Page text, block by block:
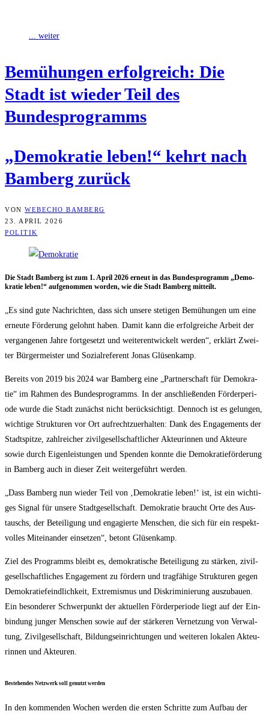
... weiter
Bemü­hun­gen erfolg­reich: Die
Stadt ist wie­der Teil des
Bundesprogramms
„Demo­kra­tie leben!“ kehrt nach
Bam­berg zurück
VON WEBECHO BAMBERG
23. APRIL 2026
POLITIK
Die Stadt Bam­berg ist zum 1. April 2026 erneut in das Bun­des­pro­gramm „Demo­
kra­tie leben!“ auf­ge­nom­men wor­den, wie die Stadt Bam­berg mitteilt.
„Es sind gute Nach­rich­ten, dass sich unse­re ste­ti­gen Bemü­hun­gen um eine
erneu­te För­de­rung gelohnt haben. Damit kann die erfolg­rei­che Arbeit der
ver­gan­ge­nen Jah­re fort­ge­setzt und wei­ter­ent­wi­ckelt wer­den“, erklärt Zwei­
ter Bür­ger­meis­ter und Sozi­al­re­fe­rent Jonas Glüsenkamp.
Bereits von 2019 bis 2024 war Bam­berg eine „Part­ner­schaft für Demo­kra­
tie“ im Rah­men des Bun­des­pro­gramms. In der anschlie­ßen­den För­der­pe­ri­
ode wur­de die Stadt zunächst nicht berück­sich­tigt. Den­noch ist es gelun­gen,
wich­ti­ge Struk­tu­ren vor Ort auf­recht­zu­er­hal­ten: Dank des Enga­ge­ments der
Stadt­spit­ze, zahl­rei­cher zivil­ge­sell­schaft­li­cher Akteu­rin­nen und Akteu­re
sowie durch Eigen­leis­tun­gen und Spen­den konn­te die Demo­kra­tie­för­de­rung
in Bam­berg auch in die­ser Zeit wei­ter­ge­führt werden.
„Dass Bam­berg nun wie­der Teil von ‚Demo­kra­tie leben!‘ ist, ist ein wich­ti­
ges Signal für unse­re Stadt­ge­sell­schaft. Demo­kra­tie braucht Orte des Aus­
tauschs, der Betei­li­gung und enga­gier­te Men­schen, die sich für ein respekt­
vol­les Mit­ein­an­der ein­set­zen“, betont Glüsenkamp.
Ziel des Pro­gramms bleibt es, demo­kra­ti­sche Betei­li­gung zu stär­ken, zivil­
ge­sell­schaft­li­ches Enga­ge­ment zu för­dern und trag­fä­hi­ge Struk­tu­ren gegen
Demo­kra­tie­feind­lich­keit, Extre­mis­mus und Dis­kri­mi­nie­rung aus­zu­bau­en.
Ein beson­de­rer Schwer­punkt der aktu­el­len För­der­pe­ri­ode liegt auf der Ein­
bin­dung jun­ger Men­schen sowie auf der stär­ke­ren Ver­net­zung von Ver­wal­
tung, Zivil­ge­sell­schaft, Bil­dungs­ein­rich­tun­gen und wei­te­ren loka­len Akteu­
rin­nen und Akteuren.
Bestehen­des Netz­werk soll genutzt werden
In den kom­men­den Wochen wer­den die ers­ten Schrit­te zum Auf­bau der